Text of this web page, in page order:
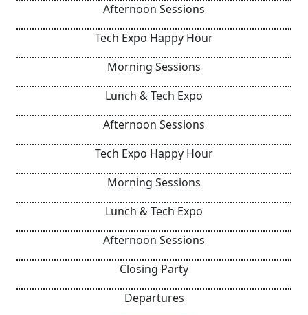
Afternoon Sessions
Tech Expo Happy Hour
Morning Sessions
Lunch & Tech Expo
Afternoon Sessions
Tech Expo Happy Hour
Morning Sessions
Lunch & Tech Expo
Afternoon Sessions
Closing Party
Departures